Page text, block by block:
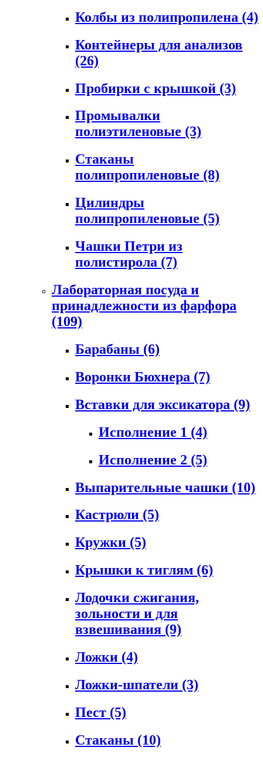
Колбы из полипропилена (4)
Контейнеры для анализов
(26)
Пробирки с крышкой (3)
Промывалки
полиэтиленовые (3)
Стаканы
полипропиленовые (8)
Цилиндры
полипропиленовые (5)
Чашки Петри из
полистирола (7)
Лабораторная посуда и
принадлежности из фарфора
(109)
Барабаны (6)
Воронки Бюхнера (7)
Вставки для эксикатора (9)
Исполнение 1 (4)
Исполнение 2 (5)
Выпарительные чашки (10)
Кастрюли (5)
Кружки (5)
Крышки к тиглям (6)
Лодочки сжигания,
зольности и для
взвешивания (9)
Ложки (4)
Ложки-шпатели (3)
Пест (5)
Стаканы (10)